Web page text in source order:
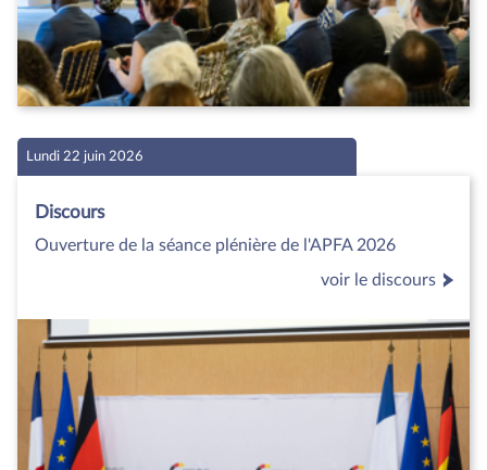
Lundi 22 juin 2026
Discours
Ouverture de la séance plénière de l'APFA 2026
voir le discours